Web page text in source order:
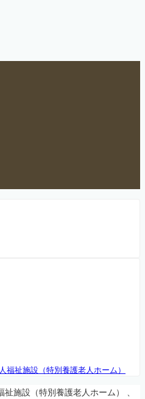
福祉施設（特別養護老人ホーム）
施設（特別養護老人ホーム） 、